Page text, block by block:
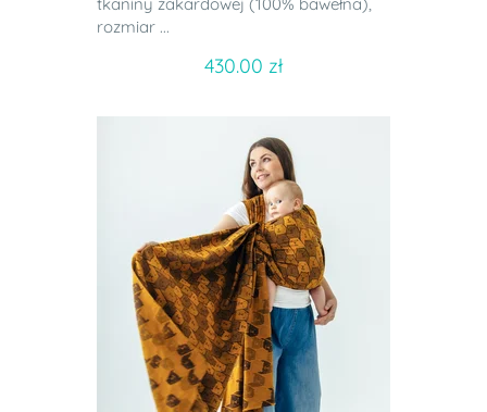
tkaniny żakardowej (100% bawełna),
rozmiar ...
430.00 zł